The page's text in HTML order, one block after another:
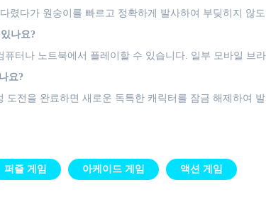
렸다가 원숭이를 빠르고 정확하게 발사하여 부딪히지 않
나요?
퓨터나 노트북에서 플레이할 수 있습니다. 일부 모바일 브
요?
도전을 완료하면 새로운 독특한 캐릭터를 잠금 해제하여
퍼즐 게임 아케이드 게임 액션 게임